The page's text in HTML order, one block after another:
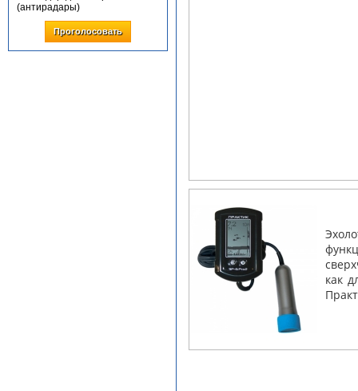
(антирадары)
Проголосовать
как